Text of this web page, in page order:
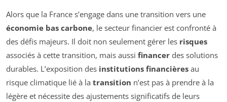
Alors que la France s’engage dans une transition vers une
économie bas carbone, le secteur financier est confronté à
des défis majeurs. Il doit non seulement gérer les risques
associés à cette transition, mais aussi financer des solutions
durables. L’exposition des institutions financières au
risque climatique lié à la transition n’est pas à prendre à la
légère et nécessite des ajustements significatifs de leurs